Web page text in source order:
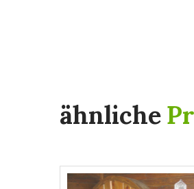
ähnliche